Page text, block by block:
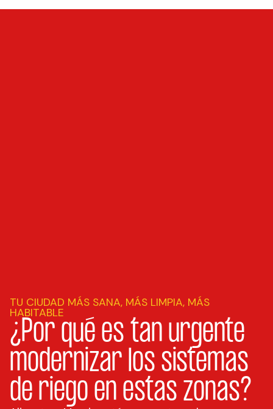
TU CIUDAD MÁS SANA, MÁS LIMPIA, MÁS
HABITABLE
¿Por qué es tan urgente
modernizar los sistemas
de riego en estas zonas?